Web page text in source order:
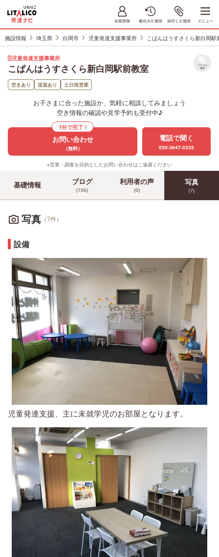
施設情報 埼玉県 白岡市 児童発達支援事業所 こぱんはうすさくら新白岡駅
児童発達支援事業所
こぱんはうすさくら新白岡駅前教室 リストに
保存
空きあり 送迎あり 土日祝営業
お子さまに合った施設か、気軽に相談してみましょう
空き情報の確認や見学予約も受付中♪
1分で完了！
お問い合わせ
（無料）
電話で聞く
050-3647-0335
※営業・調査を目的としたお問い合わせはご遠慮ください
基礎情報 ブログ
(106)
利用者の声
(0)
写真
(7)
写真 （7件）
設備
児童発達支援、主に未就学児のお部屋となります。